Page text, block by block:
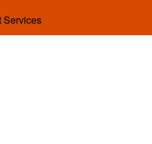
Services